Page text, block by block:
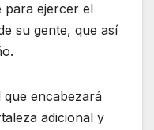
para ejercer el
su gente, que así
que encabezará
adicional y